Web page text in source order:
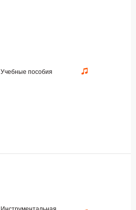
Учебные пособия